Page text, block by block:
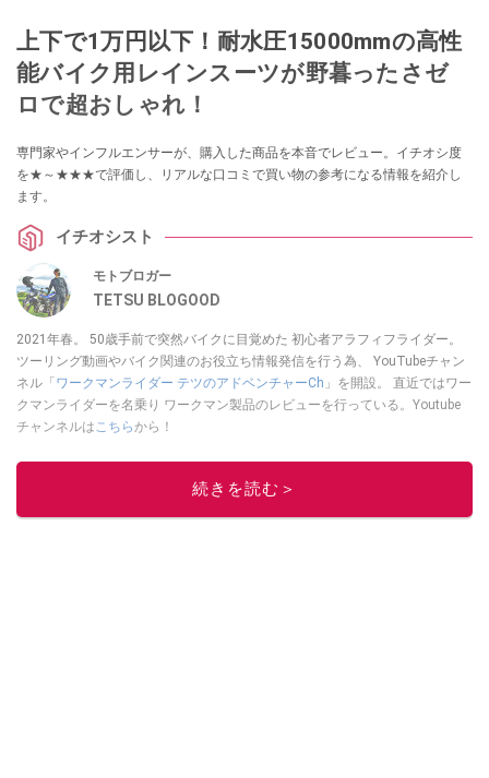
上下で1万円以下！耐水圧15000mmの高性
能バイク用レインスーツが野暮ったさゼ
ロで超おしゃれ！
専門家やインフルエンサーが、購入した商品を本音でレビュー。イチオシ度
を★～★★★で評価し、リアルな口コミで買い物の参考になる情報を紹介し
ます。
イチオシスト
モトブロガー
TETSU BLOGOOD
2021年春。 50歳手前で突然バイクに目覚めた 初心者アラフィフライダー。
ツーリング動画やバイク関連のお役立ち情報発信を行う為、 YouTubeチャン
ネル「ワークマンライダー テツのアドベンチャーCh 」を開設。 直近ではワー
クマンライダーを名乗り ワークマン製品のレビューを行っている。Youtube
チャンネルは こちらから！
このイチオシストの他の記事を読む
続きを読む＞